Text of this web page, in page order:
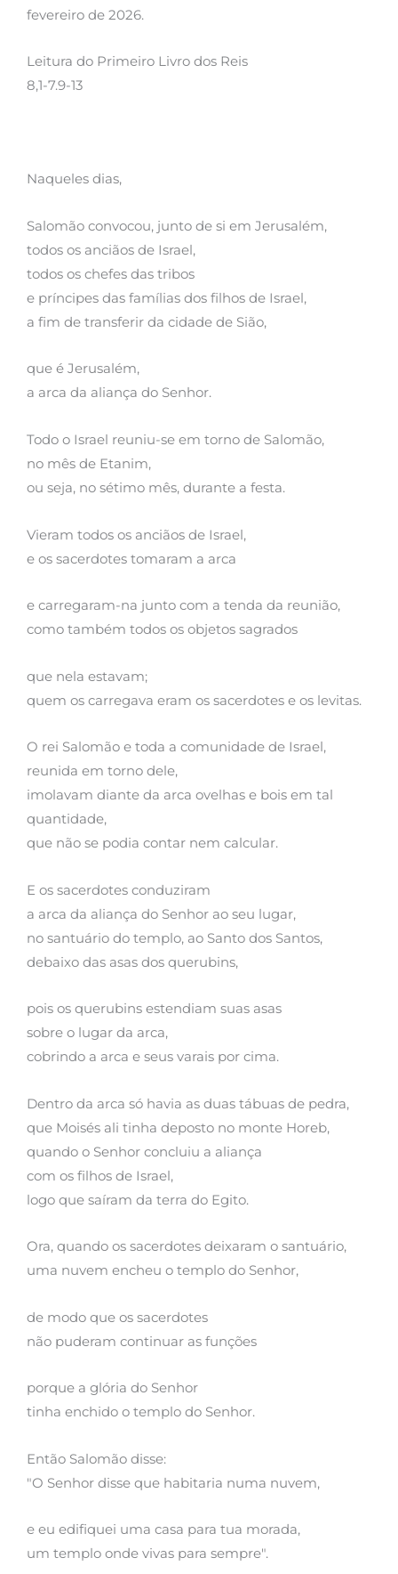
fevereiro de 2026.
Leitura do Primeiro Livro dos Reis
8,1-7.9-13
Naqueles dias,
Salomão convocou, junto de si em Jerusalém,
todos os anciãos de Israel,
todos os chefes das tribos
e príncipes das famílias dos filhos de Israel,
a fim de transferir da cidade de Sião,
que é Jerusalém,
a arca da aliança do Senhor.
Todo o Israel reuniu-se em torno de Salomão,
no mês de Etanim,
ou seja, no sétimo mês, durante a festa.
Vieram todos os anciãos de Israel,
e os sacerdotes tomaram a arca
e carregaram-na junto com a tenda da reunião,
como também todos os objetos sagrados
que nela estavam;
quem os carregava eram os sacerdotes e os levitas.
O rei Salomão e toda a comunidade de Israel,
reunida em torno dele,
imolavam diante da arca ovelhas e bois em tal
quantidade,
que não se podia contar nem calcular.
E os sacerdotes conduziram
a arca da aliança do Senhor ao seu lugar,
no santuário do templo, ao Santo dos Santos,
debaixo das asas dos querubins,
pois os querubins estendiam suas asas
sobre o lugar da arca,
cobrindo a arca e seus varais por cima.
Dentro da arca só havia as duas tábuas de pedra,
que Moisés ali tinha deposto no monte Horeb,
quando o Senhor concluiu a aliança
com os filhos de Israel,
logo que saíram da terra do Egito.
Ora, quando os sacerdotes deixaram o santuário,
uma nuvem encheu o templo do Senhor,
de modo que os sacerdotes
não puderam continuar as funções
porque a glória do Senhor
tinha enchido o templo do Senhor.
Então Salomão disse:
"O Senhor disse que habitaria numa nuvem,
e eu edifiquei uma casa para tua morada,
um templo onde vivas para sempre".